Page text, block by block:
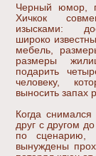
Черный юмор,
Хичкок
изысками:
широко
мебель,
размеры
подарить
человеку,
выносить запах
Когда
друг с другом
по сценарию,
вынуждены